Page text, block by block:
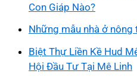
Con Giáp Nào?
Những mẫu nhà ở
Biệt Thự Liền Kề Hud
Hội Đầu Tư Tại Mê Linh